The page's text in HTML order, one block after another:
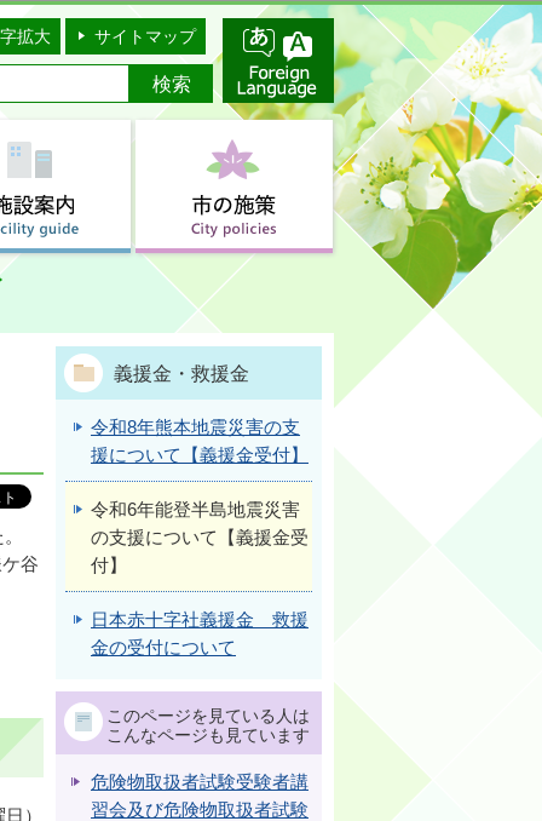
拡大 サイトマップ
谷
）
義援金・救援金
令和8年熊本地震災害の支
援について【義援金受付】
令和6年能登半島地震災害
の支援について【義援金受
付】
日本赤十字社義援金 救援
金の受付について
このページを見ている人は
こんなページも見ています
危険物取扱者試験受験者講
習会及び危険物取扱者試験